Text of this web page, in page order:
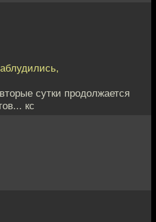
сутки продолжается
кс